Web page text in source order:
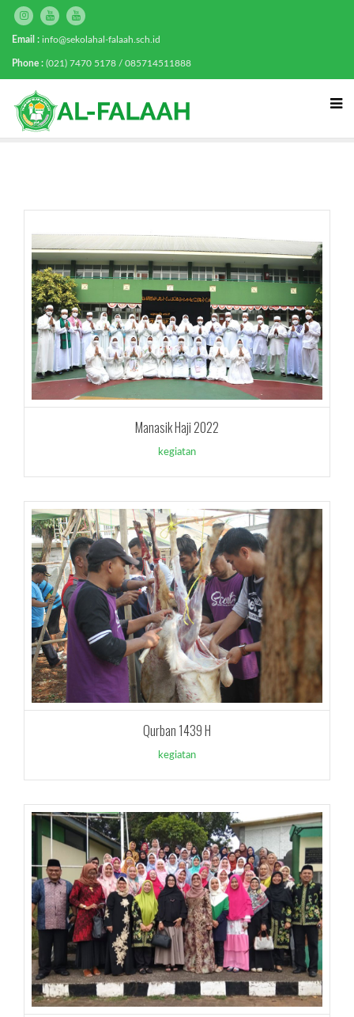
Email : info@sekolahal-falaah.sch.id
Phone : (021) 7470 5178 / 085714511888
Manasik Haji 2022
kegiatan
Qurban 1439 H
kegiatan